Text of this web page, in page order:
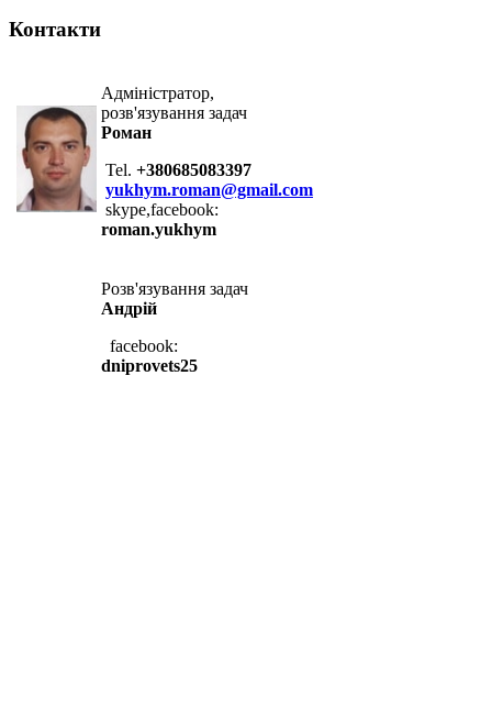
Контакти
Адміністратор,
розв'язування задач
Роман
Tel. +380685083397
yukhym.roman@gmail.com
skype,facebook:
roman.yukhym
Розв'язування задач
Андрій
facebook:
dniprovets25